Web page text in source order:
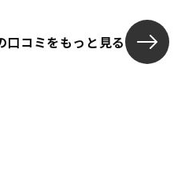
口コミをもっと見る